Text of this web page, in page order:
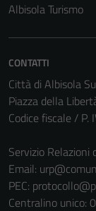
Albisola Turismo
CONTATTI
Città di Albisola
Piazza della
Codice fiscale /
Servizio Relazioni
Email:
PEC:
Centralino unico: